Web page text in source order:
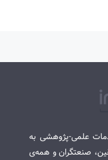
علمی-پژوهشی به
صنعتگران و همه‌ی